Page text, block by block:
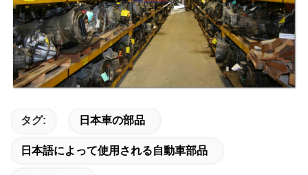
タグ: 日本車の部品
日本語によって使用される自動車部品